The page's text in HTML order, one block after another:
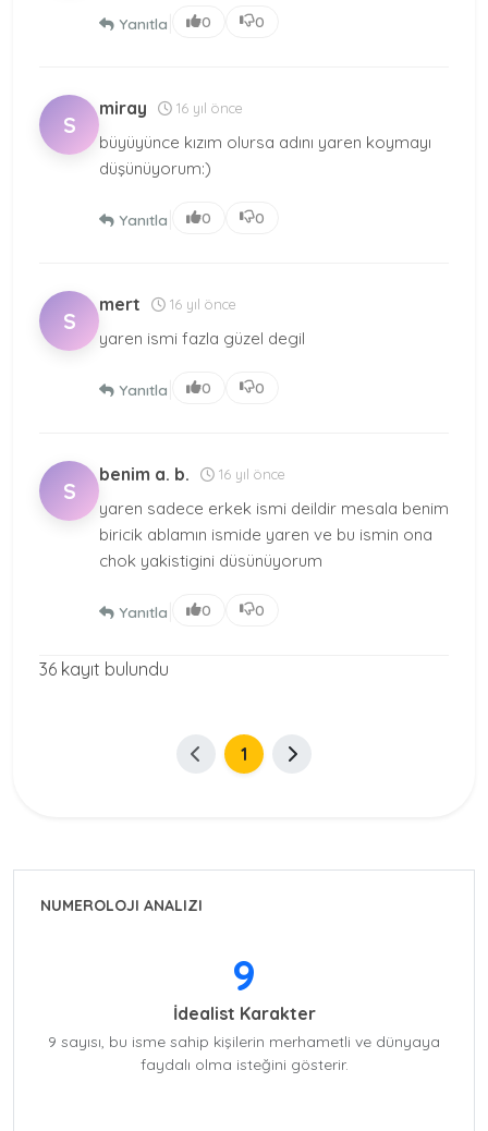
Yanıtla 0 0
S
miray 16 yıl önce
büyüyünce kızım olursa adını yaren koymayı
düşünüyorum:)
Yanıtla 0 0
S
mert 16 yıl önce
yaren ismi fazla güzel degil
Yanıtla 0 0
S
benim a. b. 16 yıl önce
yaren sadece erkek ismi deildir mesala benim
biricik ablamın ismide yaren ve bu ismin ona
chok yakistigini düsünüyorum
Yanıtla 0 0
36 kayıt bulundu
1
NUMEROLOJI ANALIZI
9
İdealist Karakter
9 sayısı, bu isme sahip kişilerin merhametli ve dünyaya
faydalı olma isteğini gösterir.